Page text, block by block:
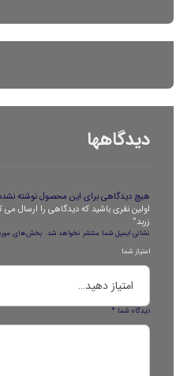
دیدگاهها
هیچ دیدگاهی برای این محصول نوشته
زربد”
نشانی ایمیل شما منتشر نخواهد شد. بخش‌های
امتیاز شما
دیدگاه شما*